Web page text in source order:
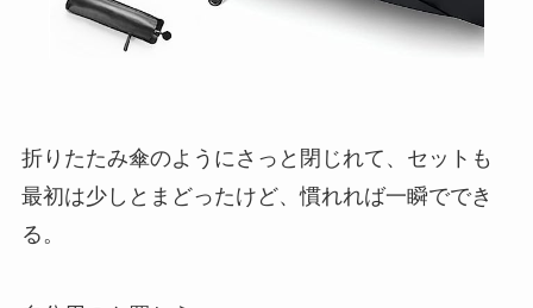
折りたたみ傘のようにさっと閉じれて、セットも
最初は少しとまどったけど、慣れれば一瞬ででき
る。